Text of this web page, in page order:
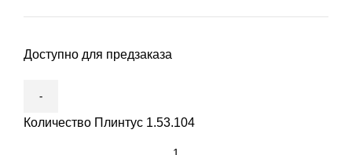
Доступно для предзаказа
Количество Плинтус 1.53.104